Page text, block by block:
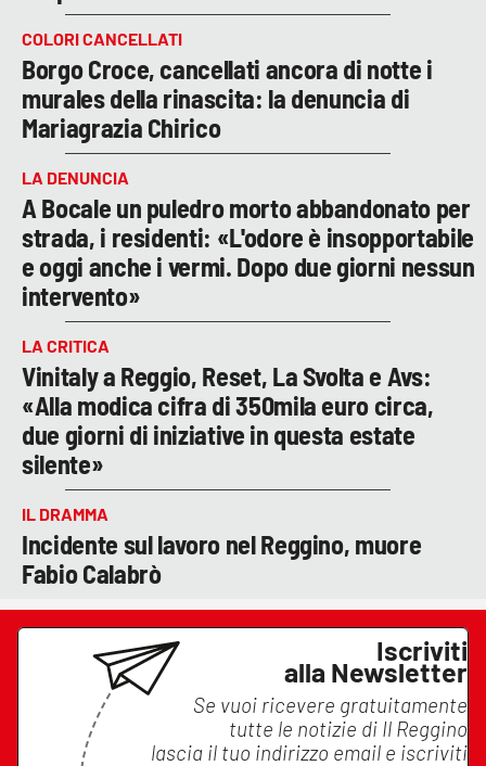
COLORI CANCELLATI
Borgo Croce, cancellati ancora di notte i
murales della rinascita: la denuncia di
Mariagrazia Chirico
LA DENUNCIA
A Bocale un puledro morto abbandonato per
strada, i residenti: «L'odore è insopportabile
e oggi anche i vermi. Dopo due giorni nessun
intervento»
LA CRITICA
Vinitaly a Reggio, Reset, La Svolta e Avs:
«Alla modica cifra di 350mila euro circa,
due giorni di iniziative in questa estate
silente»
IL DRAMMA
Incidente sul lavoro nel Reggino, muore
Fabio Calabrò
Iscriviti
alla Newsletter
Se vuoi ricevere gratuitamente
tutte le notizie di Il Reggino
lascia il tuo indirizzo email e iscriviti